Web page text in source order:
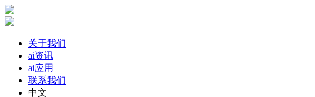
关于我们
ai资讯
ai应用
联系我们
中文